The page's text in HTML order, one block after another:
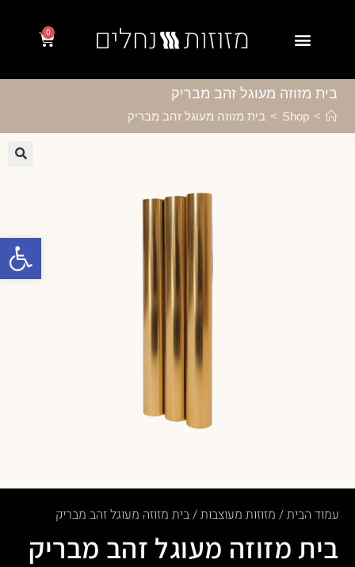
פתח סרגל נגישות
0
בית מזוזה מעוגל זהב מבריק
>
Shop
> בית מזוזה מעוגל זהב מבריק
עמוד הבית/ מזוזות מעוצבות/ בית מזוזה מעוגל זהב מבריק
בית מזוזה מעוגל זהב מבריק